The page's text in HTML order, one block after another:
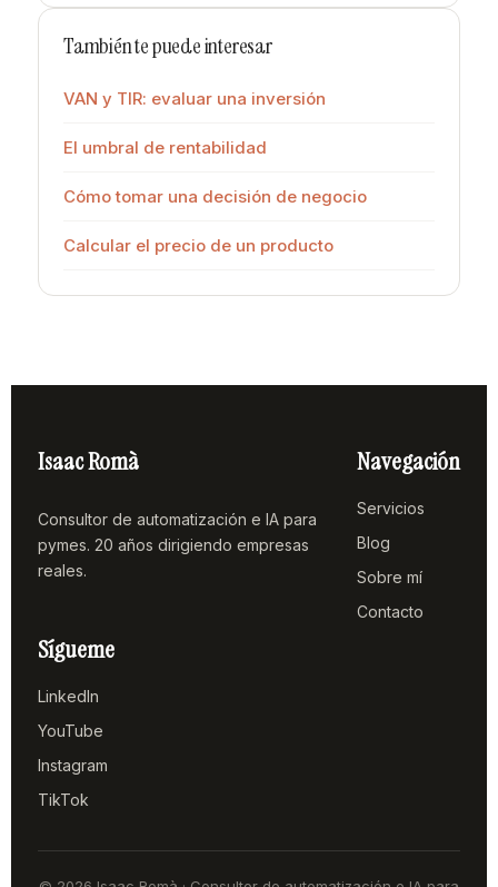
También te puede interesar
VAN y TIR: evaluar una inversión
El umbral de rentabilidad
Cómo tomar una decisión de negocio
Calcular el precio de un producto
Isaac Romà
Consultor de automatización e IA para
pymes. 20 años dirigiendo empresas
reales.
Navegación
Servicios
Blog
Sobre mí
Contacto
Sígueme
LinkedIn
YouTube
Instagram
TikTok